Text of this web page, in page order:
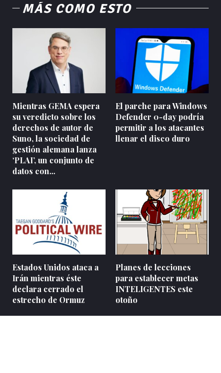
MÁS COMO ESTO
Mientras GEMA espera
su veredicto sobre los
derechos de autor de
Suno, la sociedad de
gestión alemana lanza
‘PLAI’, un conjunto de
datos con...
El parche para Windows
Defender 0-day podría
permitir a los atacantes
llenar el disco duro
Estados Unidos ataca a
Irán mientras éste
declara cerrado el
estrecho de Ormuz
Planes de lecciones
para establecer metas
INTELIGENTES este
otoño